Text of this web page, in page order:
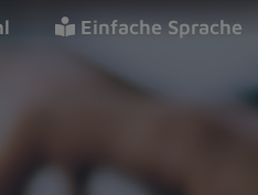
Einfache Sprache